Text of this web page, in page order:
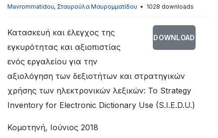
Mavrommatidou, Σταυρούλα Μαυρομματίδου 1028 downloads
DOWNLOAD
Κατασκευή και έλεγχος της
εγκυρότητας και αξιοπιστίας
ενός εργαλείου για την
αξιολόγηση των δεξιοτήτων και στρατηγικών
χρήσης των ηλεκτρονικών λεξικών: Το Strategy
Inventory for Electronic Dictionary Use (S.I.E.D.U.)
Κομοτηνή, Ιούνιος 2018